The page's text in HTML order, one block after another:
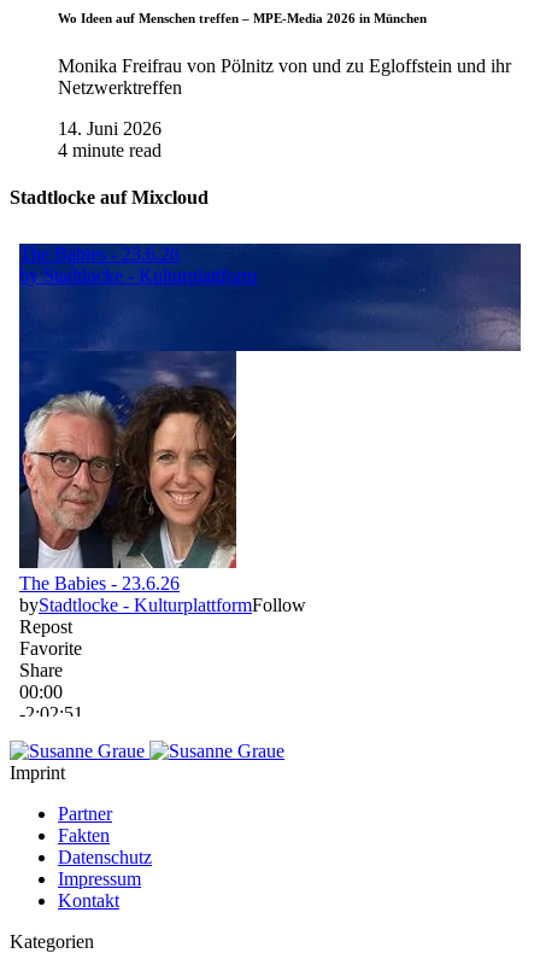
Wo Ideen auf Menschen treffen – MPE-Media 2026 in München
Monika Freifrau von Pölnitz von und zu Egloffstein und ihr
Netzwerktreffen
14. Juni 2026
4 minute read
Stadtlocke auf Mixcloud
Imprint
Partner
Fakten
Datenschutz
Impressum
Kontakt
Kategorien